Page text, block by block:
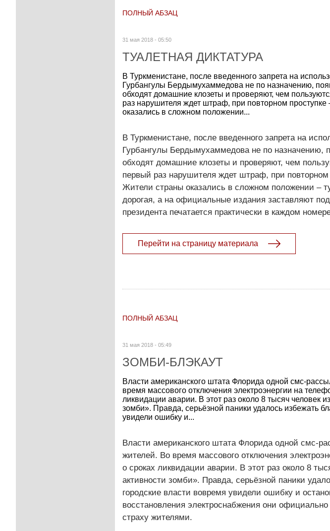
ПОЛНЫЙ АБЗАЦ
31 мая 2018 - 05:50
ТУАЛЕТНАЯ ДИКТАТУРА
В Туркменистане, после введенного запрета на
Гурбангулы Бердымухаммедова не по назначению,
обходят домашние клозеты и проверяют, чем
раз нарушителя ждет штраф, при повторном
оказались в сложном положении...
В Туркменистане, после введенного запрета на
Гурбангулы Бердымухаммедова не по назначению,
обходят домашние клозеты и проверяют, чем
первый раз нарушителя ждет штраф, при повторном
Жители страны оказались в сложном положении –
дорогая, а на официальные издания заставляют
президента печатается практически в каждом
Перейти на страницу материала
ПОЛНЫЙ АБЗАЦ
31 мая 2018 - 05:49
ЗОМБИ-БЛЭКАУТ
Власти американского штата Флорида одной смс-
время массового отключения электроэнергии на
ликвидации аварии. В этот раз около 8 тысяч человек
зомби». Правда, серьёзной паники удалось избежать
увидели ошибку и...
Власти американского штата Флорида одной смс-
жителей. Во время массового отключения
о сроках ликвидации аварии. В этот раз около 8
активности зомби». Правда, серьёзной паники
городские власти вовремя увидели ошибку и
восстановления электроснабжения они
страху жителями.